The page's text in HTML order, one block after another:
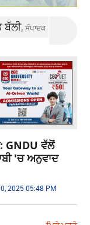
ਬੱਲੀ,ਸੰਪਾਦਕ
GNDU ਵੱਲੋਂ
'ਚ ਅਨੁਵਾਦ
2025 05:48 PM